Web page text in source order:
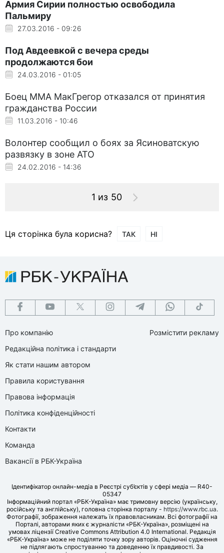
Армия Сирии полностью освободила
Пальмиру
27.03.2016 - 09:26
Под Авдеевкой с вечера среды
продолжаются бои
24.03.2016 - 01:05
Боец ММА МакГрегор отказался от принятия
гражданства России
11.03.2016 - 10:46
Волонтер сообщил о боях за Ясиноватскую
развязку в зоне АТО
24.02.2016 - 14:36
1 из 50
Ця сторінка була корисна? ТАК НІ
Про компанію
Редакційна політика і стандарти
Як стати нашим автором
Правила користування
Правова інформація
Політика конфіденційності
Контакти
Команда
Вакансії в РБК-Україна
Розмістити рекламу
Ідентифікатор онлайн-медіа в Реєстрі суб’єктів у сфері медіа — R40-
05347
Інформаційний портал «РБК-Україна» має тримовну версію (українську,
російську та англійську), головна сторінка порталу - https://www.rbc.ua.
Фотографії, зображення належать їх правовласникам. Всі фотографії на
Порталі, авторами яких є журналісти «РБК-Україна», розміщені на
умовах ліцензії Creative Commons Attribution 4.0 International. Редакція
«РБК-Україна» може не поділяти точку зору авторів. Оціночні судження
не підлягають спростуванню та доведенню їх правдивості. За